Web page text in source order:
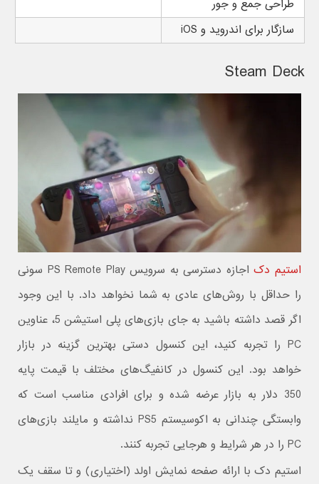
طراحی جمع و جور
سازگار برای اندروید و iOS
Steam Deck
استیم دک
اجازه دسترسی به سرویس PS Remote Play سونی
را حداقل با روش‌های عادی به شما نخواهد داد. با این وجود
اگر قصد داشته باشید به جای بازی‌های پلی استیشن 5، عناوین
PC را تجربه کنید، این کنسول دستی بهترین گزینه در بازار
خواهد بود.‌ این کنسول در کانفیگ‌های مختلف با قیمت پایه
350 دلار به بازار عرضه شده و برای افرادی مناسب است که
وابستگی چندانی به اکوسیستم PS5 نداشته و مایلند بازی‌های
PC را در هر شرایط و هرجایی تجربه کنند.
استیم دک با ارائه صفحه نمایش اولد (اختیاری) و تا سقف یک